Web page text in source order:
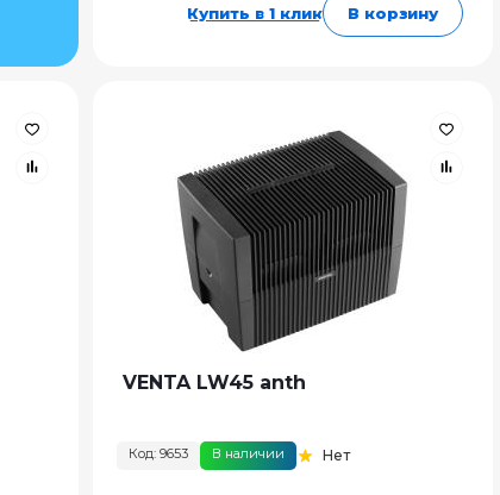
Купить в 1 клик В корзину
VENTA LW45 anth
Код: 9653 В наличии Нет